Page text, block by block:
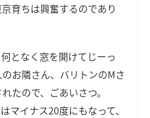
育ちは興奮するのであり
となく窓を開けてじーっ
お隣さん、バリトンのMさ
たので、ごあいさつ。
マイナス20度にもなって、